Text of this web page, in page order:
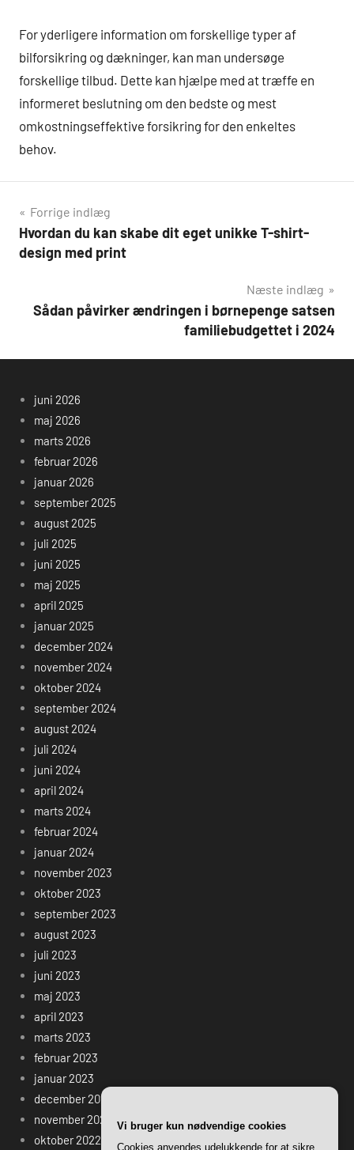
For yderligere information om forskellige typer af
bilforsikring og dækninger, kan man undersøge
forskellige tilbud. Dette kan hjælpe med at træffe en
informeret beslutning om den bedste og mest
omkostningseffektive forsikring for den enkeltes
behov.
Indlægsnavigation
Forrige indlæg
Hvordan du kan skabe dit eget unikke T-shirt-
design med print
Næste indlæg
Sådan påvirker ændringen i børnepenge satsen
familiebudgettet i 2024
juni 2026
maj 2026
marts 2026
februar 2026
januar 2026
september 2025
august 2025
juli 2025
juni 2025
maj 2025
april 2025
januar 2025
december 2024
november 2024
oktober 2024
september 2024
august 2024
juli 2024
juni 2024
april 2024
marts 2024
februar 2024
januar 2024
november 2023
oktober 2023
september 2023
august 2023
juli 2023
juni 2023
maj 2023
april 2023
marts 2023
februar 2023
januar 2023
december 2022
november 2022
oktober 2022
Vi bruger kun nødvendige cookies
Cookies anvendes udelukkende for at sikre,